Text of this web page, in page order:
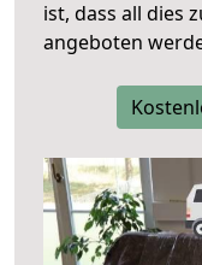
ist, dass all dies
angeboten